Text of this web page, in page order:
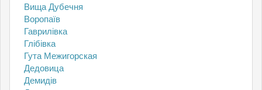
Вища Дубечня
Воропаїв
Гаврилівка
Глібівка
Гута Межигорская
Дедовица
Демидів